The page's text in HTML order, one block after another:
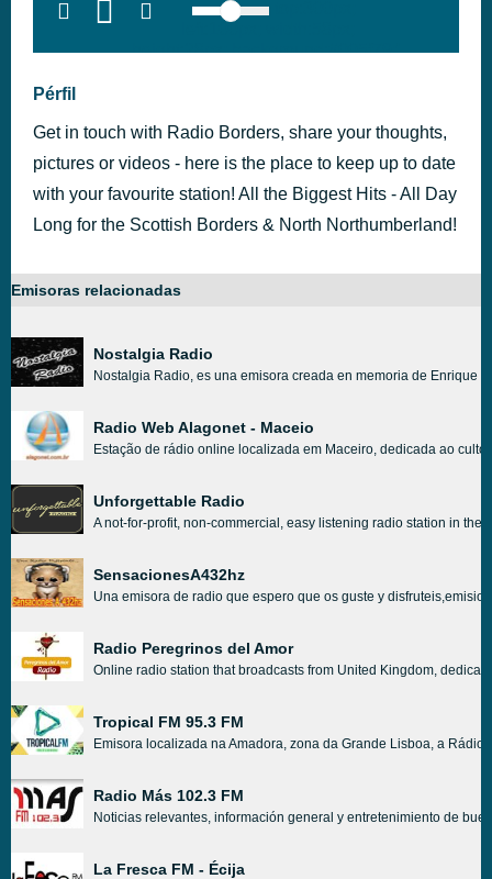
height:28px; background:#005f79;'
Pérfil
Get in touch with Radio Borders, share your thoughts,
pictures or videos - here is the place to keep up to date
with your favourite station! All the Biggest Hits - All Day
Long for the Scottish Borders & North Northumberland!
Emisoras relacionadas
Nostalgia Radio
Nostalgia Radio, es una emisora creada en memoria de Enrique
Radio Web Alagonet - Maceio
Estação de rádio online localizada em Maceiro, dedicada ao
Unforgettable Radio
A not-for-profit, non-commercial, easy listening radio station in
SensacionesA432hz
Una emisora de radio que espero que os guste y
Radio Peregrinos del Amor
Online radio station that broadcasts from United Kingdom,
Tropical FM 95.3 FM
Emisora localizada na Amadora, zona da Grande Lisboa, a
Radio Más 102.3 FM
Noticias relevantes, información general y entretenimiento de
La Fresca FM - Écija